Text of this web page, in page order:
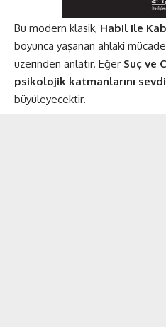
Bu modern klasik, Habil ile
boyunca yaşanan ahlaki
üzerinden anlatır. Eğer Suç ve
psikolojik katmanlarını
büyüleyecektir​​.